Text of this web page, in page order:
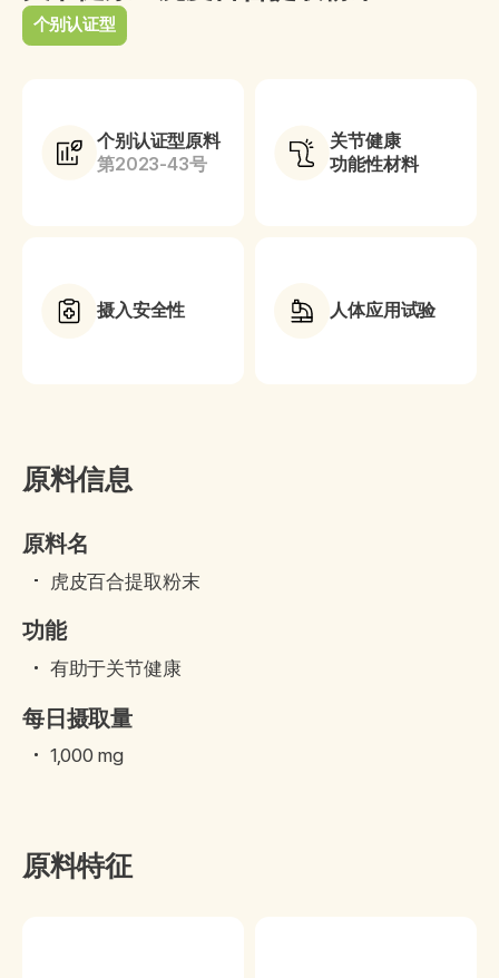
个别认证型
个别认证型原料
第2023-43号
关节健康
功能性材料
摄入安全性 人体应用试验
原料信息
原料名
虎皮百合提取粉末
功能
有助于关节健康
每日摄取量
1,000 mg
原料特征